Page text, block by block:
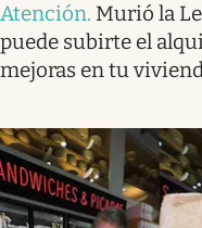
Atención. Murió la
puede subirte el
mejoras en tu